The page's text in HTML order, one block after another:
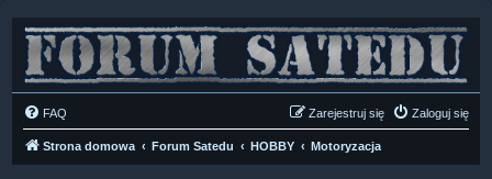
FAQ Zaloguj się
Zarejestruj się
Strona domowa Forum Satedu HOBBY Motoryzacja